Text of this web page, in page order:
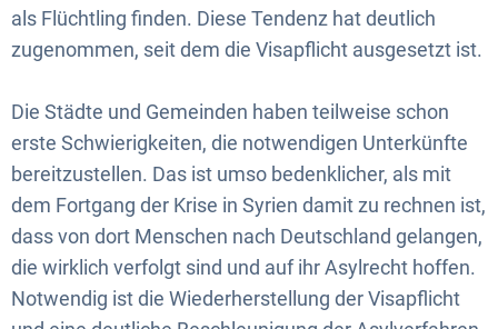
als Flüchtling finden. Diese Tendenz hat deutlich
zugenommen, seit dem die Visapflicht ausgesetzt ist.
Die Städte und Gemeinden haben teilweise schon
erste Schwierigkeiten, die notwendigen Unterkünfte
bereitzustellen. Das ist umso bedenklicher, als mit
dem Fortgang der Krise in Syrien damit zu rechnen ist,
dass von dort Menschen nach Deutschland gelangen,
die wirklich verfolgt sind und auf ihr Asylrecht hoffen.
Notwendig ist die Wiederherstellung der Visapflicht